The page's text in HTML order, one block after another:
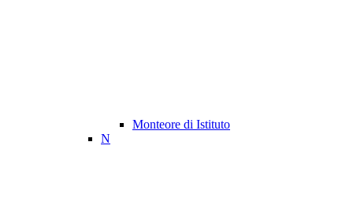
Monteore di Istituto
N